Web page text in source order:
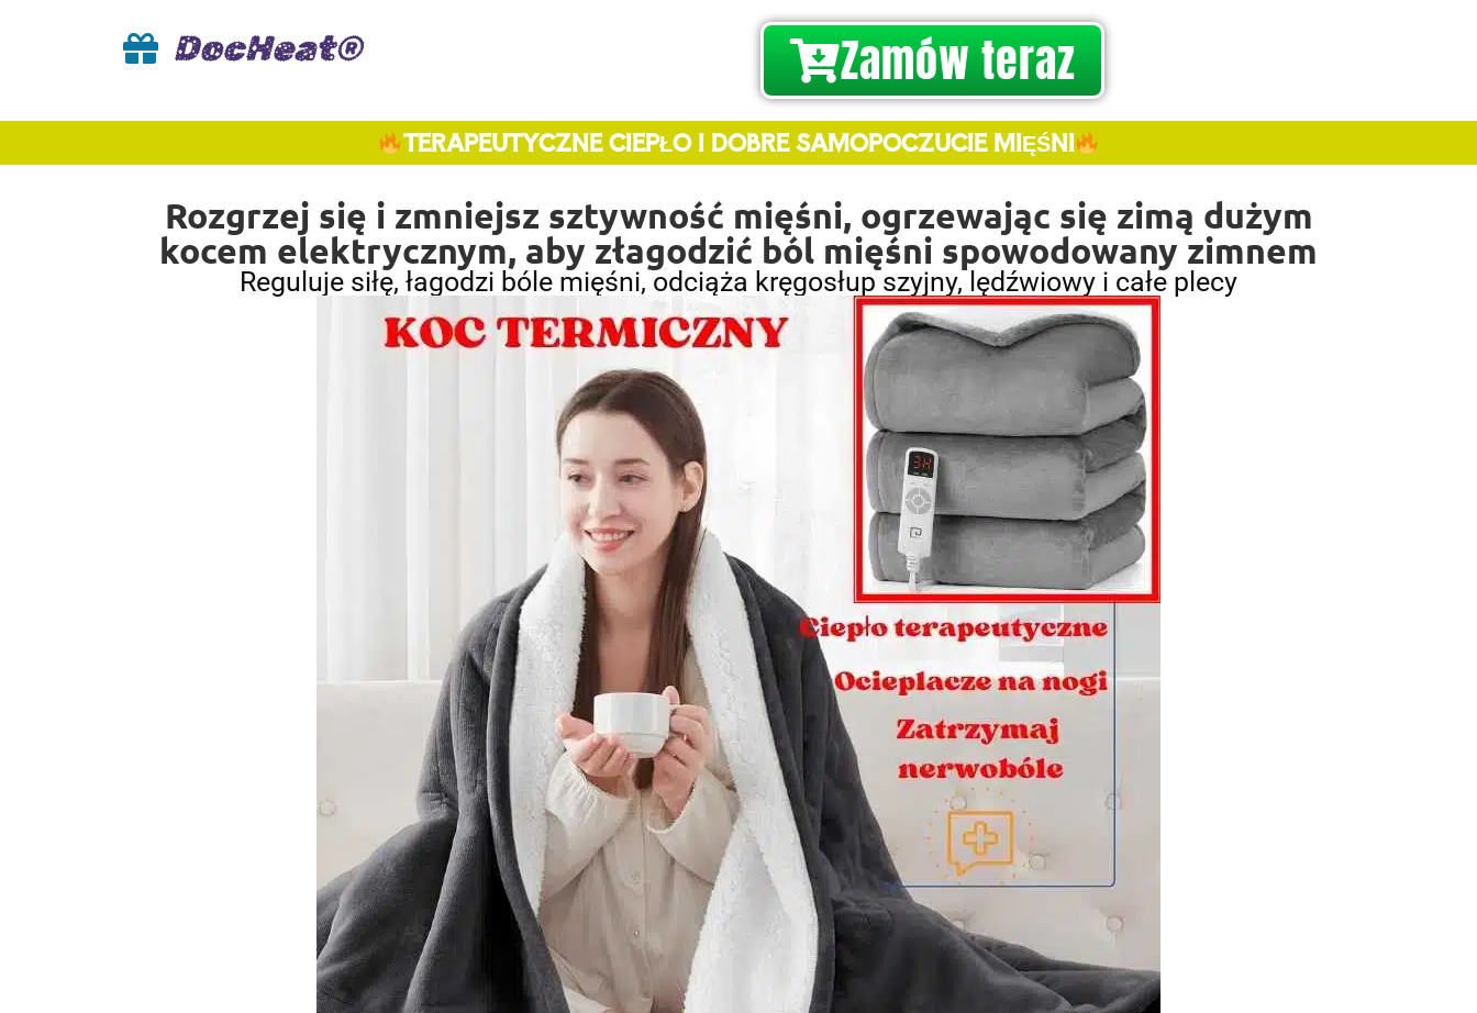
DocHeat® Zamów teraz
TERAPEUTYCZNE CIEPŁO I DOBRE SAMOPOCZUCIE MIĘŚNI
Rozgrzej się i zmniejsz sztywność mięśni, ogrzewając się zimą dużym
kocem elektrycznym, aby złagodzić ból mięśni spowodowany zimnem
Reguluje siłę, łagodzi bóle mięśni, odciąża kręgosłup szyjny, lędźwiowy i całe plecy